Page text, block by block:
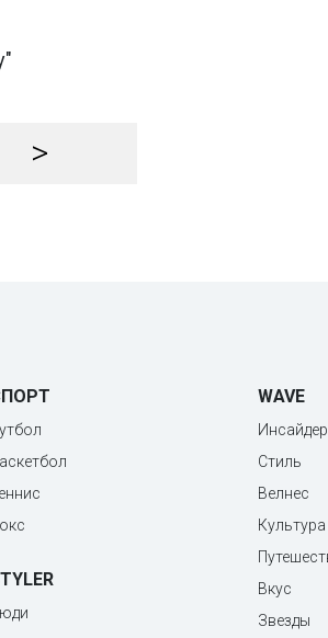
>
WAVE
Инсайдер
Стиль
Велнес
Культура
Вкус
Звезды